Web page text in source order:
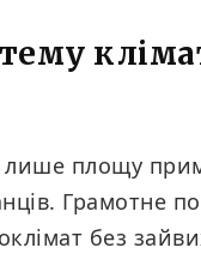
лише площу
Грамотне
без